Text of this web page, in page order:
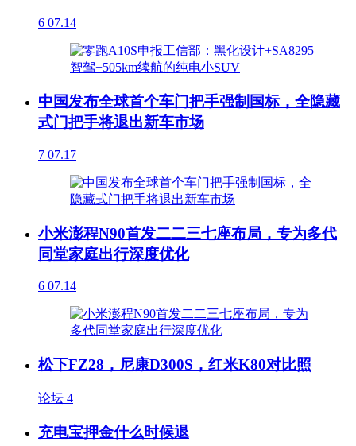
6 07.14
中国发布全球首个车门把手强制国标，全隐藏
式门把手将退出新车市场
7 07.17
小米澎程N90首发二二三七座布局，专为多代
同堂家庭出行深度优化
6 07.14
松下FZ28，尼康D300S，红米K80对比照
论坛 4
充电宝押金什么时候退